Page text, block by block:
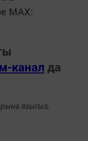
MАХ:
канал да
языгыз,